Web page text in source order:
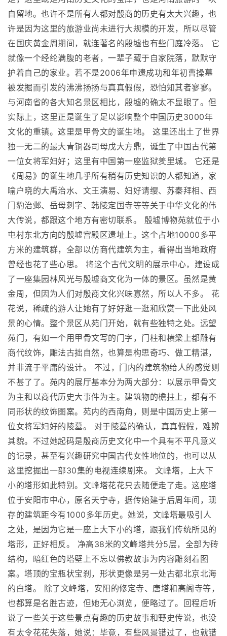
自留地。也许不是所有人都对殷商的历史有太大兴趣，也
许是因为这里的旅游业尚未进行大规模的开发，所以尽管
在国庆黄金周期间，就连著名的殷墟也有些门庭冷落。 它
就像一个经纶满腹的老者，一辈子藏于自家院落，默默守
护着自己的家业。若不是2006年申遗成功和年初曹操墓
被发掘而引发的沸沸扬扬与真真假假，恐怕知其者寥寥。
与河南省的各大知名景区相比，殷墟的确太不显眼了。但
实际上，这里正是诞生了足以影响整个中国历史3000年
文化的重镇。这里是甲骨文的诞生地。 这里还出土了世界
独一无二的最大青铜器司母戊大方鼎，诞生了中国古代第
一位女将军妇好；这里有中国第一座监狱羑里城。 它还是
《周易》的诞生地几乎所有稍有历史知识的人都知道，家
喻户晓的大禹治水、文王演易、妇好请缨、苏秦拜相、西
门豹治邺、岳母刺字、韩陵定国寺等等关于中华文化的伟
大传说，都跟这个地方有密切联系。 殷墟博物苑就位于小
屯村东北方向的殷墟宫殿区遗址上。这个占地10000多平
方米的建筑群，全部以仿商代建筑为主，看得出当地政府
曾经也花了些心思。 将这个古代文明的展示中心，建设成
了一座集园林风光与殷墟商文化为一体的景区。虽然是黄
金周，但因为人们对殷商文化兴味寡然，所以人不多。 花
花说，稀疏的游人让她有了好好逛一逛和欣赏一下此处风
景的心情。整个景区从苑门开始，就有些独特之处。远望
苑门，有如一个用甲骨文写的门字，门柱和横梁上都雕有
商代纹饰，雕法古拙自然，也算是构思奇巧、做工精湛，
并非流于平庸的设计。 不过，门内的建筑物给人的感觉则
不甚了了。苑内的展厅基本分为两大部分：以展示甲骨文
为主和以商代历史大事件为主。建筑物的檐拄上，都有不
同形状的纹饰图案。苑内的西南角，则是中国历史上第一
位女将军妇好的陵墓。 对于陵墓的确认，真真假假，难辨
其貌。不过她起码是殷商历史文化中一个具有不平凡意义
的记录，甚至有兴趣研究中国古代女性地位的，也可以从
这里挖掘出一部30集的电视连续剧来。 文峰塔，上大下
小的塔形如此特别。文峰塔花花只去随便走了走。这座塔
位于安阳市中心，原名天宁寺，据传始建于后周年间，现
存的建筑距今有1000多年历史。她说，文峰塔最吸引人
之处，是因为它是一座上大下小的塔，跟我们传统所见的
塔形，正好相反。 净高38米的文峰塔共分5层，全部为砖
结构，暗红色的塔壁上不忘以佛教故事为内容雕刻着图
案。塔顶的宝瓶状宝刹，形状更像是另一处古都北京北海
的白塔。 除了文峰塔，安阳的修定寺、唐塔和高阁寺等，
也都算是名胜古迹，但她无心浏览，便略过了。回程后听
说了一些关于这些景点有趣的历史故事和野史传说，也没
有太令花花失落，她说：毕竟，有些风景错过了，也就错